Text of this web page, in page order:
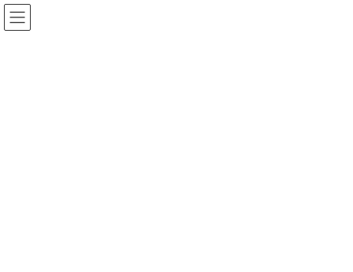
コ
ン
ナ
ビ